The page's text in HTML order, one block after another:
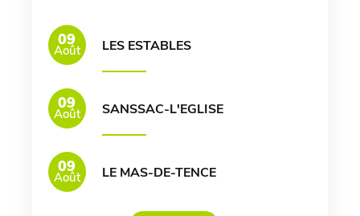
09
Août LES ESTABLES
09
Août SANSSAC-L'EGLISE
09
Août LE MAS-DE-TENCE